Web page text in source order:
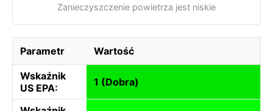
Zanieczyszczenie powietrza jest niskie
Parametr Wartość
Wskaźnik
US EPA:
1 (Dobra)